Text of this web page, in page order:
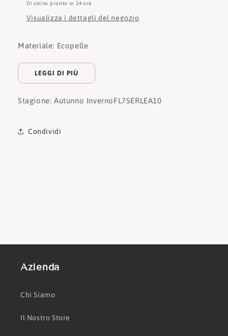
Di solito pronto in 24 ore
Visualizza i dettagli del negozio
Materiale: Ecopelle
LEGGI DI PIÙ
Stagione: Autunno InvernoFL7SERLEA10
Condividi
Azienda
Chi Siamo
Il Nostro Store